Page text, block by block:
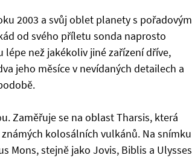
2003 a svůj oblet planety s pořadovým
od svého příletu sonda naprosto
než jakékoliv jiné zařízení dříve,
jeho měsíce v nevídaných detailech a
Zaměřuje se na oblast Tharsis, která
kolosálních vulkánů. Na snímku
Mons, stejně jako Jovis, Biblis a Ulysses